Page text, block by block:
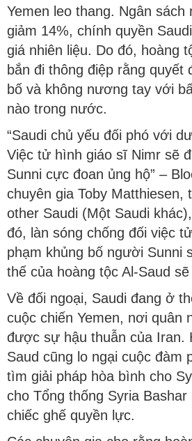
Yemen leo thang. Ngân sách
giảm 14%, chính quyền
giá nhiên liệu. Do đó, hoàng
bắn đi thông điệp rằng quyết
bố và không nương tay với
nào trong nước.
“Saudi chủ yếu đối phó với
Việc tử hình giáo sĩ Nimr sẽ
Sunni cực đoan ủng hộ” –
chuyên gia Toby Matthiesen,
other Saudi (Một Saudi
đó, làn sóng chống đối việc
phạm khủng bố người Sunni
thế của hoàng tộc Al-Saud
Về đối ngoại, Saudi đang ở
cuộc chiến Yemen, nơi quân
được sự hậu thuẫn của Iran.
Saud cũng lo ngại cuộc đàm
tìm giải pháp hòa bình cho
cho Tổng thống Syria
chiếc ghế quyền lực.